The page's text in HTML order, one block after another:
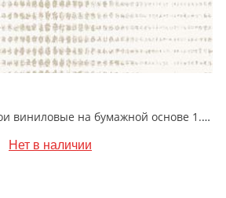
81055-1 Timeless Обои виниловые на бумажной основе 1.06*15.5
Нет в наличии